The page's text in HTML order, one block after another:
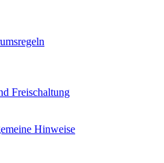
Freischaltung
Hinweise